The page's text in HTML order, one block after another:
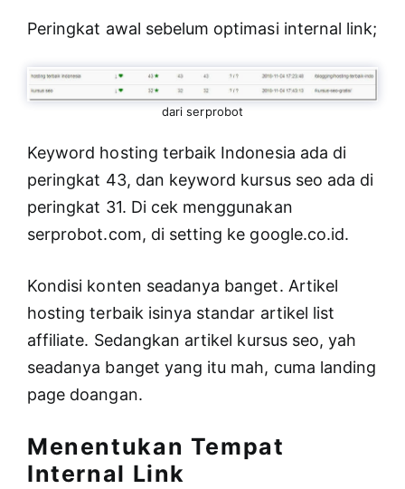
Peringkat awal sebelum optimasi internal link;
dari serprobot
Keyword hosting terbaik Indonesia ada di
peringkat 43, dan keyword kursus seo ada di
peringkat 31. Di cek menggunakan
serprobot.com, di setting ke google.co.id.
Kondisi konten seadanya banget. Artikel
hosting terbaik isinya standar artikel list
affiliate. Sedangkan artikel kursus seo, yah
seadanya banget yang itu mah, cuma landing
page doangan.
Menentukan Tempat
Internal Link